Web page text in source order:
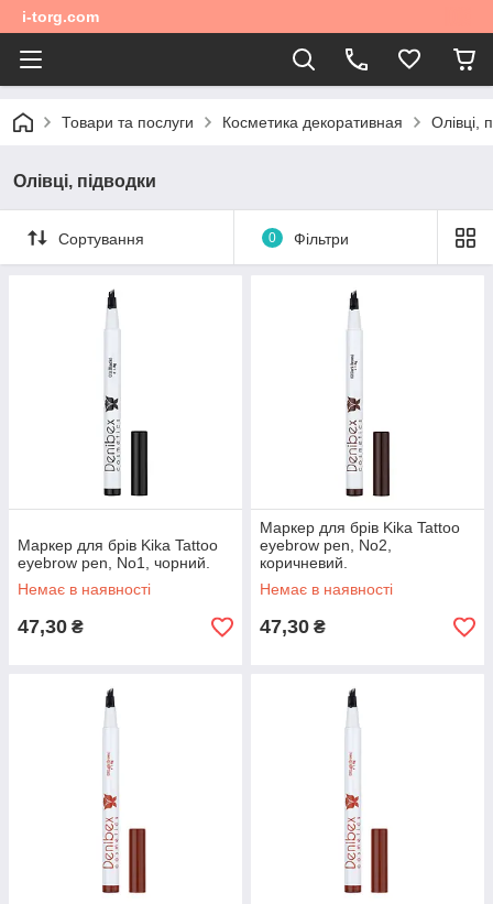
i-torg.com
Товари та послуги Косметика декоративная Олівці,
Олівці, підводки
Сортування 0 Фільтри
Маркер для брів Kika Tattoo
eyebrow pen, No1, чорний.
Немає в наявності
47,30 ₴
Маркер для брів Kika Tattoo
eyebrow pen, No2,
коричневий.
Немає в наявності
47,30 ₴